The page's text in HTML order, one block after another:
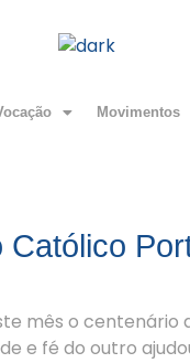
Movimentos
mês o
e fé do outro